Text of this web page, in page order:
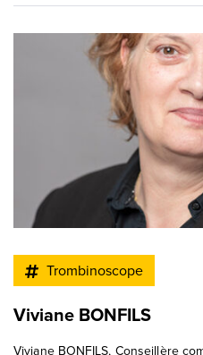
Trombinoscope
Viviane BONFILS
Viviane BONFILS, Conseillère